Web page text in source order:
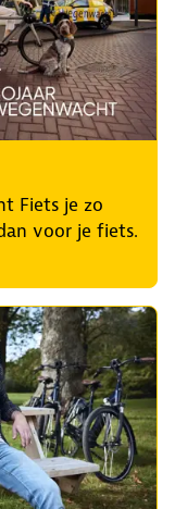
Fiets je zo
voor je fiets.